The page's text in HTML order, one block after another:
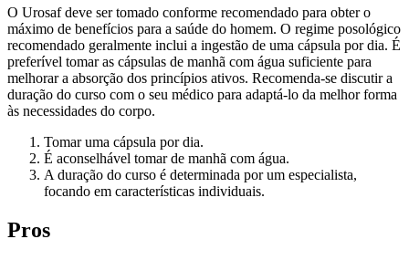
O Urosaf deve ser tomado conforme recomendado para obter o
máximo de benefícios para a saúde do homem. O regime posológico
recomendado geralmente inclui a ingestão de uma cápsula por dia. É
preferível tomar as cápsulas de manhã com água suficiente para
melhorar a absorção dos princípios ativos. Recomenda-se discutir a
duração do curso com o seu médico para adaptá-lo da melhor forma
às necessidades do corpo.
Tomar uma cápsula por dia.
É aconselhável tomar de manhã com água.
A duração do curso é determinada por um especialista,
focando em características individuais.
Pros